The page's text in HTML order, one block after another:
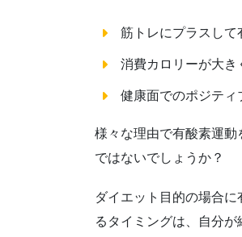
筋トレにプラスして
消費カロリーが大き
健康面でのポジティ
様々な理由で有酸素運
ではないでしょうか？
ダイエット目的の場合
るタイミングは、自分